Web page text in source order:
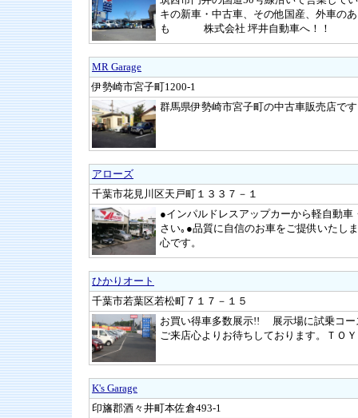
キの新車・中古車、その他国産、外車の
も 株式会社 坪井自動車へ！！
MR Garage
伊勢崎市宮子町1200-1
群馬県伊勢崎市宮子町の中古車販売店で
アローズ
千葉市花見川区天戸町１３３７－１
●インパルドレスアップカーから軽自動
さい｡●品質に自信のお車をご提供いたし
心です。
ひかりオート
千葉市若葉区若松町７１７－１５
お買い得車多数展示!! 展示場に試乗コ
ご来店心よりお待ちしております。ＴＯ
K's Garage
印旛郡酒々井町本佐倉493-1